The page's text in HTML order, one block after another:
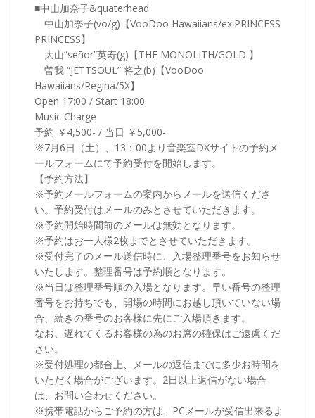
■中山加奈子&quaterhead
中山加奈子(vo/g)【VooDoo Hawaiians/ex.PRINCESS
PRINCESS】
大山”señor”英寿(g)【THE MONOLITH/GOLD 】
曽我 “JETTSOUL” 将之(b)【VooDoo
Hawaiians/Regina/5X】
Open 17:00 / Start 18:00
Music Charge
予約 ￥4,500- / 当日 ￥5,000-
※7月6日（土） 13：00より音楽室DXサイトの予約メ
ールフォームにて予約受付を開始します。
【予約方法】
※予約メールフォームの案内からメールを送信くださ
い。予約受付はメールのみとさせていただきます。
※予約開始時間前のメールは無効となります。
※予約はお一人様2枚までとさせていただきます。
※受付完了のメール送信時に、入場整理番号をお知らせ
いたします。整理番号は予約順となります。
※当日は整理番号順の入場となります。早い番号の整理
番号をお持ちでも、開場の時間にお越し頂いていない場
合、続きの番号のお客様に先にご入場頂きます。
なお、遅れてくるお客様の為のお席の確保はご遠慮くだ
さい。
※受付処理の都合上、メールの返信までに多少お時間を
いただく場合がございます。2日以上返信がない場合
は、お問い合わせください。
※携帯電話からご予約の方は、PCメールが受信出来るよ